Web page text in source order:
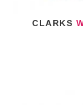
CLARKS